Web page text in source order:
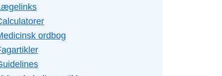
ordbog